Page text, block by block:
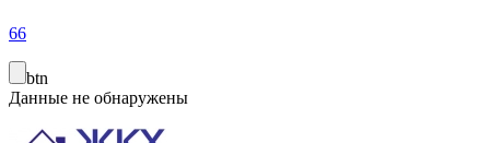
66
btn
Данные не обнаружены